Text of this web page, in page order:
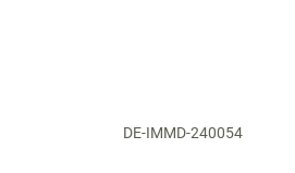
DE-IMMD-240054